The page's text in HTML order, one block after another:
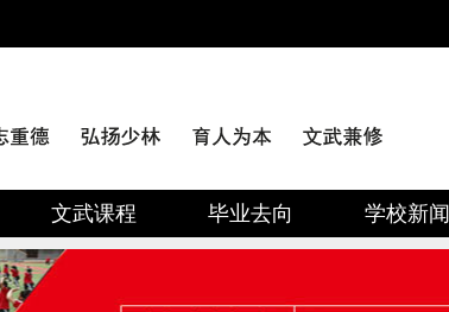
文武课程 毕业去向 学校新闻